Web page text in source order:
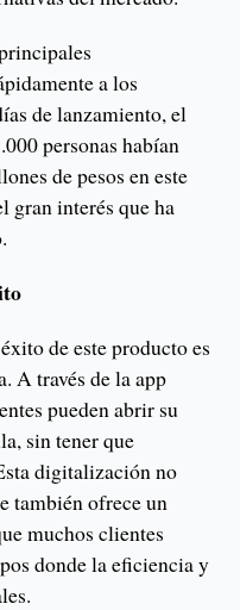
a los
de lanzamiento, el
personas habían
de pesos en este
gran interés que ha
de este producto es
A través de la app
pueden abrir su
sin tener que
digitalización no
también ofrece un
muchos clientes
donde la eficiencia y